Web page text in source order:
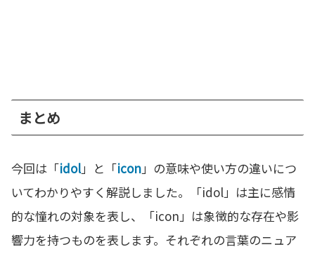
まとめ
今回は「idol」と「icon」の意味や使い方の違いにつ
いてわかりやすく解説しました。「idol」は主に感情
的な憧れの対象を表し、「icon」は象徴的な存在や影
響力を持つものを表します。それぞれの言葉のニュア